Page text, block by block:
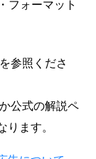
フォーマット
参照くださ
公式の解説ペ
ます。